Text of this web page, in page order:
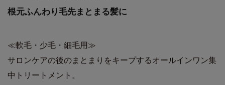
根元ふんわり毛先まとまる髪に
≪軟毛・少毛・細毛用≫
サロンケアの後のまとまりをキープするオールインワン集
中トリートメント。